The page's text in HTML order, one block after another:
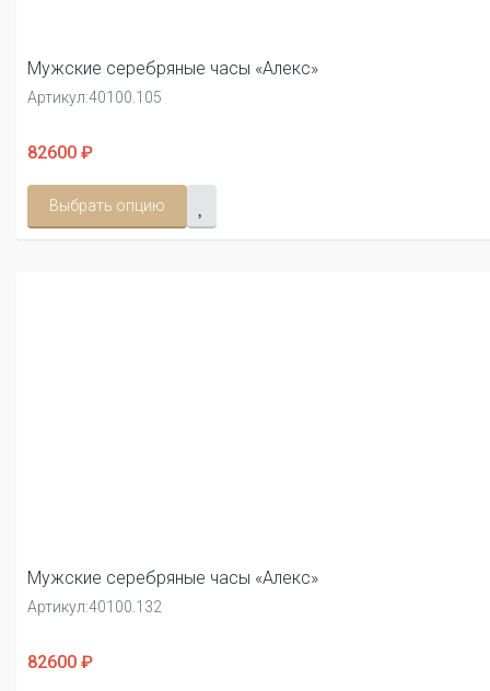
Мужские серебряные часы «Алекс»
Артикул:40100.105
82600 ₽
Выбрать опцию
Мужские серебряные часы «Алекс»
Артикул:40100.132
82600 ₽